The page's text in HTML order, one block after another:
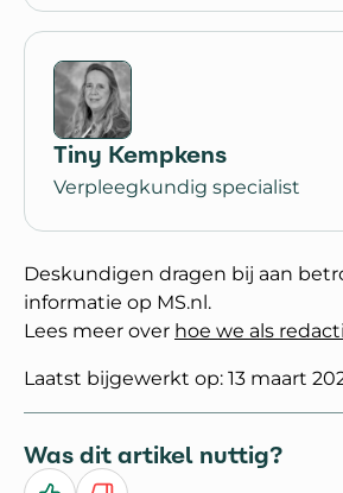
Tiny Kempkens
Verpleegkundig specialist
Deskundigen dragen bij aan
informatie op MS.nl.
Lees meer over hoe we als
Laatst bijgewerkt op: 13 maart
Was dit artikel nuttig?